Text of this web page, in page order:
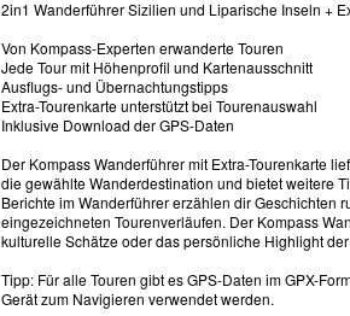
2in1 Wanderführer Sizilien und Liparische Inseln +
Von Kompass-Experten erwanderte Touren
Jede Tour mit Höhenprofil und Kartenausschnitt
Ausflugs- und Übernachtungstipps
Extra-Tourenkarte unterstützt bei Tourenauswahl
Inklusive Download der GPS-Daten
Der Kompass Wanderführer mit Extra-Tourenkarte
die gewählte Wanderdestination und bietet weitere
Berichte im Wanderführer erzählen dir Geschichten
eingezeichneten Tourenverläufen. Der Kompass
kulturelle Schätze oder das persönliche Highlight
Tipp: Für alle Touren gibt es GPS-Daten im GPX-
Gerät zum Navigieren verwendet werden.